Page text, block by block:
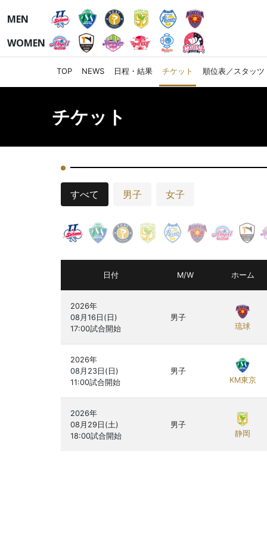
MEN
WOMEN
TOP NEWS 日程・結果 チケット 順位表／スタッツ
チケット
すべて 男子 女子
日付 M/W ホーム
2026年
08月16日(日)
男子
琉球
2026年
08月23日(日)
男子
KM東京
2026年
08月29日(土)
男子
静岡